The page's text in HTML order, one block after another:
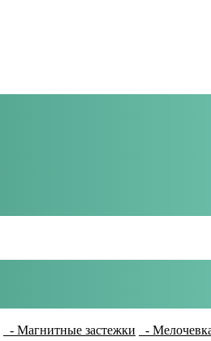
- Магнитные застежки -